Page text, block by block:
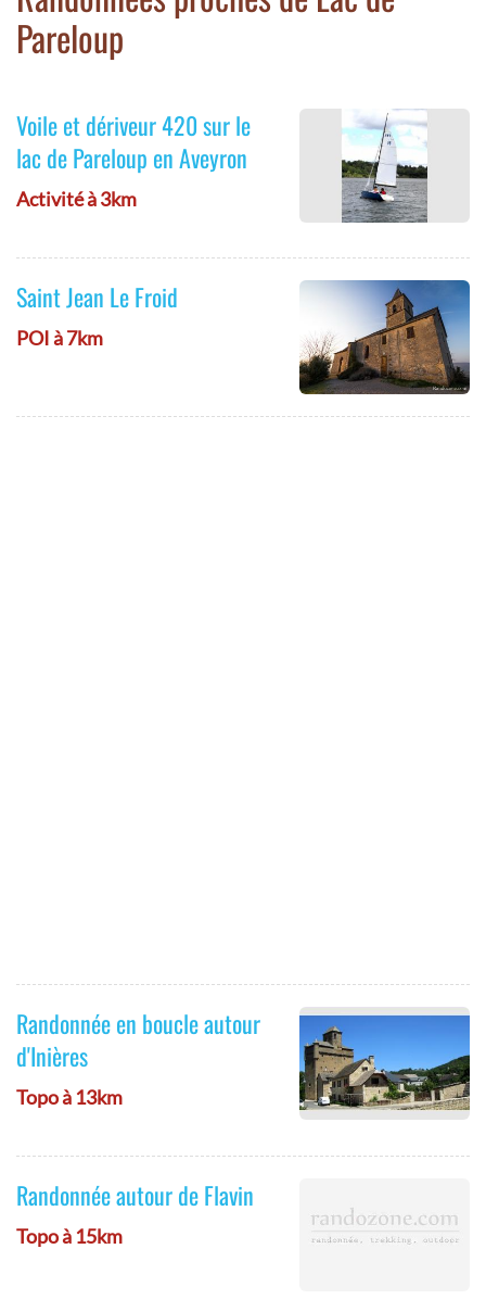
Pareloup
Voile et dériveur 420 sur le
lac de Pareloup en Aveyron
Activité à 3km
Saint Jean Le Froid
POI à 7km
Randonnée en boucle autour
d'Inières
Topo à 13km
Randonnée autour de Flavin
Topo à 15km